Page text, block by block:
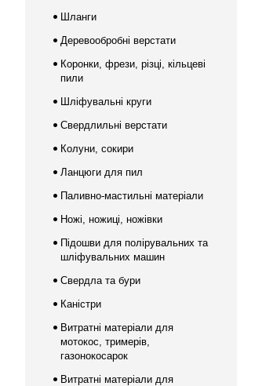
Шланги
Деревообробні верстати
Коронки, фрези, різці, кільцеві
пили
Шліфувальні круги
Свердлильні верстати
Колуни, сокири
Ланцюги для пил
Паливно-мастильні матеріали
Ножі, ножиці, ножівки
Підошви для полірувальних та
шліфувальних машин
Свердла та бури
Каністри
Витратні матеріали для
мотокос, тримерів,
газонокосарок
Витратні матеріали для